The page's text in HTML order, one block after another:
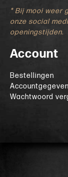
* Bij mooi weer
onze social
openingstijden.
Account
Bestellingen
Wachtwoord